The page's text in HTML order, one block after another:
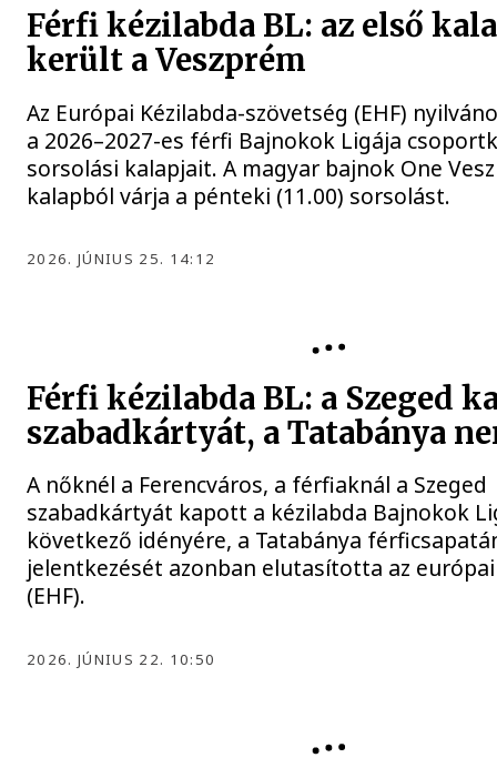
Férfi kézilabda BL: az első
került a Veszprém
Az Európai Kézilabda-szövetség (EHF)
a 2026–2027-es férfi Bajnokok Ligája
sorsolási kalapjait. A magyar bajnok One
kalapból várja a pénteki (11.00) sorsolást.
2026. JÚNIUS 25. 14:12
Férfi kézilabda BL: a Szeged
szabadkártyát, a Tatabánya
A nőknél a Ferencváros, a férfiaknál a Szeged
szabadkártyát kapott a kézilabda Bajnokok
következő idényére, a Tatabánya
jelentkezését azonban elutasította az
(EHF).
2026. JÚNIUS 22. 10:50